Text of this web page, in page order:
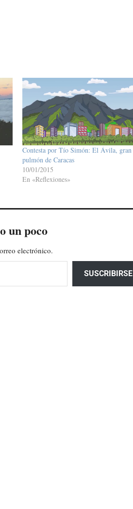
Contesta por Tío Simón: El Ávila, gran
pulmón de Caracas
10/01/2015
En «Reflexiones»
un poco
electrónico.
SUSCRIBIRSE